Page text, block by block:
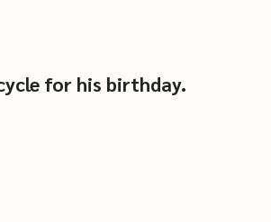
for his birthday.